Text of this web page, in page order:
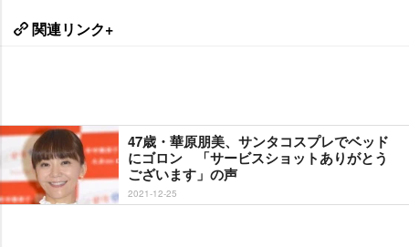
関連リンク+
47歳・華原朋美、サンタコスプレでベッド
にゴロン 「サービスショットありがとう
ございます」の声
2021-12-25